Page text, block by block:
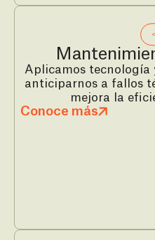
Aplicamos tecnología
anticiparnos a fallos
mejora la
Conoce más